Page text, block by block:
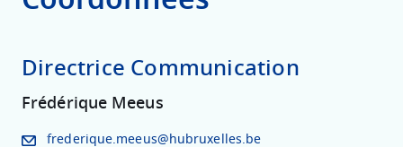
Directrice Communication
Frédérique Meeus
frederique.meeus@hubruxelles.be